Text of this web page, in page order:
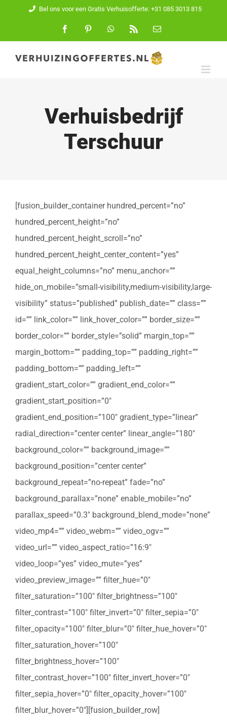
inhoud
Bel ons voor een Gratis Verhuisofferte: +31 085 3013 815
FacebookPinterest WhatsApp
E-
Verhuisbedrijf
Terschuur
[fusion_builder_container hundred_percent=”no”
hundred_percent_height=”no”
hundred_percent_height_scroll=”no”
hundred_percent_height_center_content=”yes”
equal_height_columns=”no” menu_anchor=””
hide_on_mobile=”small-visibility,medium-visibility,large-
visibility” status=”published” publish_date=”” class=””
id=”” link_color=”” link_hover_color=”” border_size=””
border_color=”” border_style=”solid” margin_top=””
margin_bottom=”” padding_top=”” padding_right=””
padding_bottom=”” padding_left=””
gradient_start_color=”” gradient_end_color=””
gradient_start_position=”0″
gradient_end_position=”100″ gradient_type=”linear”
radial_direction=”center center” linear_angle=”180″
background_color=”” background_image=””
background_position=”center center”
background_repeat=”no-repeat” fade=”no”
background_parallax=”none” enable_mobile=”no”
parallax_speed=”0.3″ background_blend_mode=”none”
video_mp4=”” video_webm=”” video_ogv=””
video_url=”” video_aspect_ratio=”16:9″
video_loop=”yes” video_mute=”yes”
video_preview_image=”” filter_hue=”0″
filter_saturation=”100″ filter_brightness=”100″
filter_contrast=”100″ filter_invert=”0″ filter_sepia=”0″
filter_opacity=”100″ filter_blur=”0″ filter_hue_hover=”0″
filter_saturation_hover=”100″
filter_brightness_hover=”100″
filter_contrast_hover=”100″ filter_invert_hover=”0″
filter_sepia_hover=”0″ filter_opacity_hover=”100″
filter_blur_hover=”0″][fusion_builder_row]